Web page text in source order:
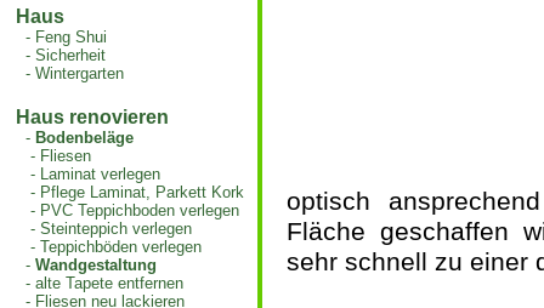
Haus
- Feng Shui
-Sicherheit
-Wintergarten
Haus renovieren
- Bodenbeläge
- Fliesen
- Laminat verlegen
- Pflege Laminat, Parkett Kork
- PVC Teppichboden verlegen
-Steinteppich verlegen
-Teppichböden verlegen
-Wandgestaltung
-alte Tapete entfernen
- Fliesen neu lackieren
optisch
Fläche geschaffen
sehr schnell zu einer